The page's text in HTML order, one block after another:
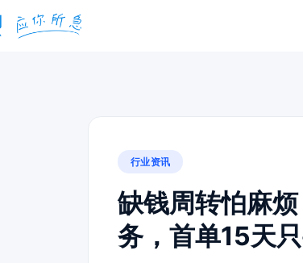
行业资讯
缺钱周转怕麻
务，首单15天